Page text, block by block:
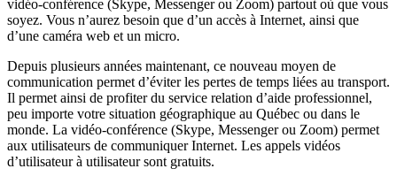
vidéo-conférence (Skype, Messenger ou Zoom) partout où que vous
soyez. Vous n’aurez besoin que d’un accès à Internet, ainsi que
d’une caméra web et un micro.
Depuis plusieurs années maintenant, ce nouveau moyen de
communication permet d’éviter les pertes de temps liées au transport.
Il permet ainsi de profiter du service relation d’aide professionnel,
peu importe votre situation géographique au Québec ou dans le
monde. La vidéo-conférence (Skype, Messenger ou Zoom) permet
aux utilisateurs de communiquer Internet. Les appels vidéos
d’utilisateur à utilisateur sont gratuits.